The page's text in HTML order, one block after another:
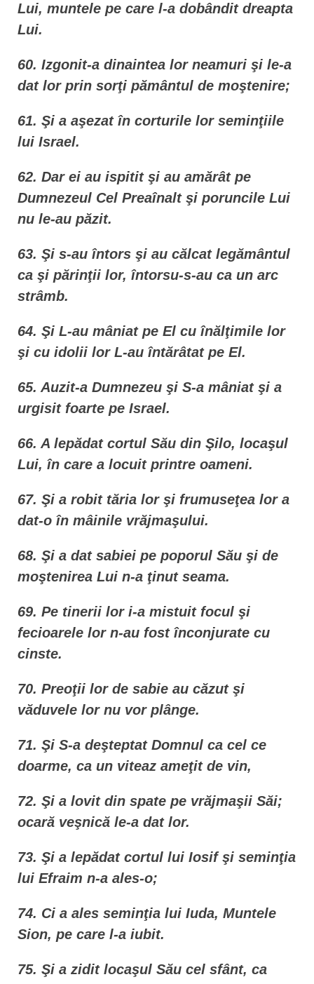
Lui, muntele pe care l-a dobândit dreapta
Lui.
60. Izgonit-a dinaintea lor neamuri şi le-a
dat lor prin sorţi pământul de moştenire;
61. Şi a aşezat în corturile lor seminţiile
lui Israel.
62. Dar ei au ispitit şi au amărât pe
Dumnezeul Cel Preaînalt şi poruncile Lui
nu le-au păzit.
63. Şi s-au întors şi au călcat legământul
ca şi părinţii lor, întorsu-s-au ca un arc
strâmb.
64. Şi L-au mâniat pe El cu înălţimile lor
şi cu idolii lor L-au întărâtat pe El.
65. Auzit-a Dumnezeu şi S-a mâniat şi a
urgisit foarte pe Israel.
66. A lepădat cortul Său din Şilo, locaşul
Lui, în care a locuit printre oameni.
67. Şi a robit tăria lor şi frumuseţea lor a
dat-o în mâinile vrăjmaşului.
68. Şi a dat sabiei pe poporul Său şi de
moştenirea Lui n-a ţinut seama.
69. Pe tinerii lor i-a mistuit focul şi
fecioarele lor n-au fost înconjurate cu
cinste.
70. Preoţii lor de sabie au căzut şi
văduvele lor nu vor plânge.
71. Şi S-a deşteptat Domnul ca cel ce
doarme, ca un viteaz ameţit de vin,
72. Şi a lovit din spate pe vrăjmaşii Săi;
ocară veşnică le-a dat lor.
73. Şi a lepădat cortul lui Iosif şi seminţia
lui Efraim n-a ales-o;
74. Ci a ales seminţia lui Iuda, Muntele
Sion, pe care l-a iubit.
75. Şi a zidit locaşul Său cel sfânt, ca